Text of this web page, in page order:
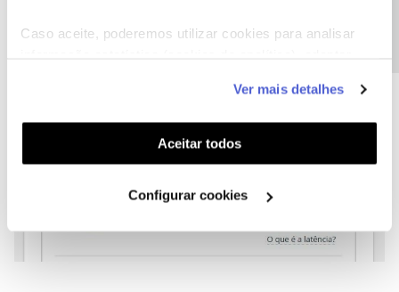
Caso aceite, poderemos utilizar cookies para analisar
funcionalidades (cookies de personalização e
funcionalidade) e adaptar anúncios aos seus interesses
(cookies de publicidade personalizada). Pode gerir a
utilização dos cookies clicando em "Configurar
Ver mais detalhes
Aceitar todos
Configurar cookies